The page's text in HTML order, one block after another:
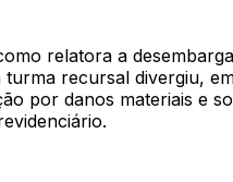
relatora a
turma recursal divergiu,
por danos materiais e